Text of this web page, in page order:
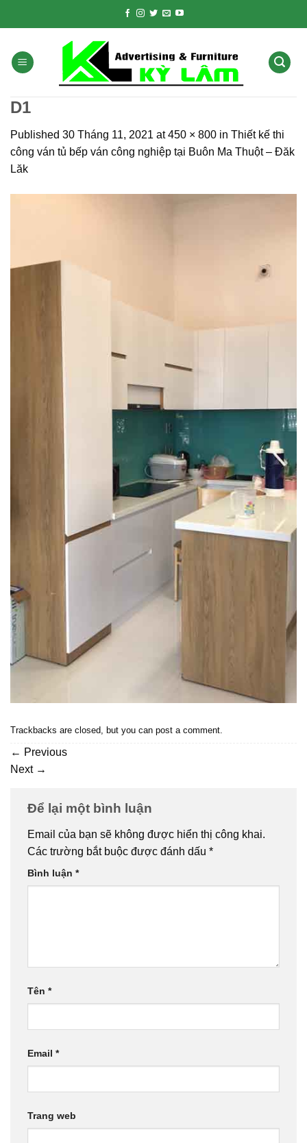
D1
Published 30 Tháng 11, 2021 at450 × 800 in Thiết kế thi
công ván tủ bếp ván công nghiệp tại Buôn Ma Thuột – Đăk
Lăk
Trackbacks are closed, but you can post a comment.
← Previous
Next →
Để lại một bình luận
Email của bạn sẽ không được hiển thị công khai.
Các trường bắt buộc được đánh dấu *
Bình luận *
Tên *
Email *
Trang web